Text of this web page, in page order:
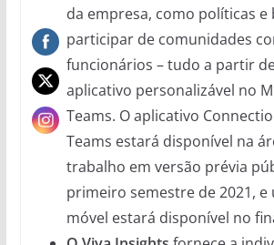
da empresa, como políticas e
participar de comunidades
funcionários – tudo a partir
aplicativo personalizável no
Teams. O aplicativo
Teams estará disponível na
trabalho em versão prévia
primeiro semestre de 2021, e
móvel estará disponível no